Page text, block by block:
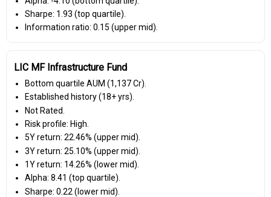
Sharpe: 1.93 (top quartile).
Information ratio: 0.15 (upper mid).
LIC MF Infrastructure Fund
Bottom quartile AUM (₹1,137 Cr).
Established history (18+ yrs).
Not Rated.
Risk profile: High.
5Y return: 22.46% (upper mid).
3Y return: 25.10% (upper mid).
1Y return: 14.26% (lower mid).
Alpha: 8.41 (top quartile).
Sharpe: 0.22 (lower mid).